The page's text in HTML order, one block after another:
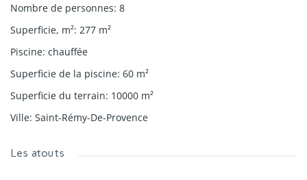
Nombre de personnes: 8
Superficie, m²: 277 m²
Piscine: chauffée
Superficie de la piscine: 60 m²
Superficie du terrain: 10000 m²
Ville: Saint-Rémy-De-Provence
Les atouts